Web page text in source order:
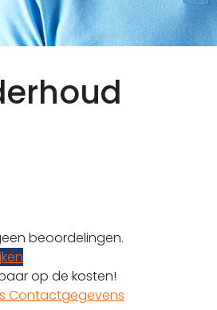
beoordelingen.
op de kosten!
Contactgegevens